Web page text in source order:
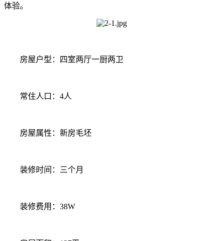
体验。
房屋户型：四室两厅一厨两卫
常住人口：4人
房屋属性：新房毛坯
装修时间：三个月
装修费用：38W